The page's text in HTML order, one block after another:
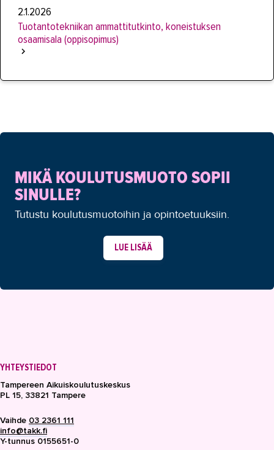
2.1.2026
Tuotantotekniikan ammattitutkinto, koneistuksen
osaamisala (oppisopimus)
MIKÄ KOULUTUSMUOTO SOPII
SINULLE?
Tutustu koulutusmuotoihin ja opintoetuuksiin.
LUE LISÄÄ
YHTEYSTIEDOT
Tampereen Aikuiskoulutuskeskus
PL 15, 33821 Tampere
Vaihde 03 2361 111
info@takk.fi
Y-tunnus 0155651-0